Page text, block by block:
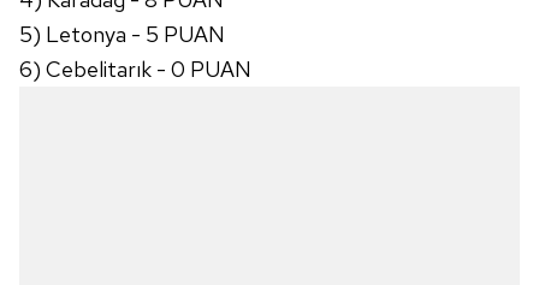
kullanılmaktadır. Diğer çerezler, sitemizin daha işlevsel
kılınması ve kişiselleştirilmesi ve sizlere yönelik
reklam/pazarlama faaliyetlerinin yapılması, amaçlarıyla
5) Letonya - 5 PUAN
6) Cebelitarık - 0 PUAN